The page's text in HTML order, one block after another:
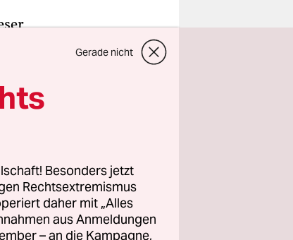
aus
Gerade nicht
Besonders jetzt
Rechtsextremismus
daher mit „Alles
aus Anmeldungen
– an die Kampagne,